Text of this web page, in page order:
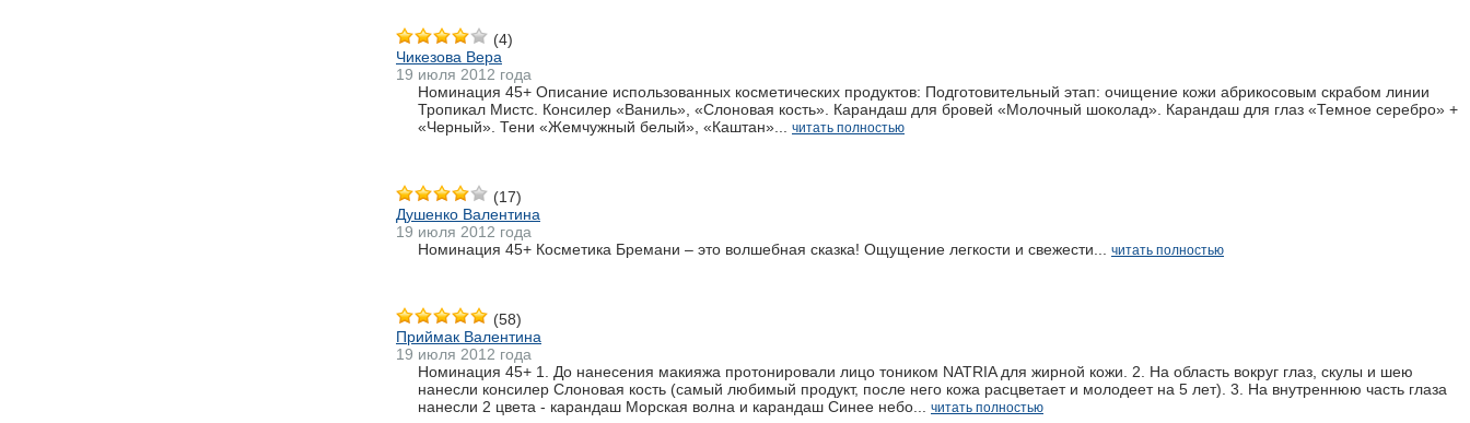
(4)
Чикезова Вера
19 июля 2012 года
Номинация 45+ Описание использованных косметических продуктов: Подготовительный этап: очищение кожи абрикосовым скрабом линии
Тропикал Мистс. Консилер «Ваниль», «Слоновая кость». Карандаш для бровей «Молочный шоколад». Карандаш для глаз «Темное серебро» +
«Черный». Тени «Жемчужный белый», «Каштан»...
читать полностью
(17)
Душенко Валентина
19 июля 2012 года
Номинация 45+ Косметика Бремани – это волшебная сказка! Ощущение легкости и свежести...
читать полностью
(58)
Приймак Валентина
19 июля 2012 года
Номинация 45+ 1. До нанесения макияжа протонировали лицо тоником NATRIA для жирной кожи. 2. На область вокруг глаз, скулы и шею
нанесли консилер Слоновая кость (самый любимый продукт, после него кожа расцветает и молодеет на 5 лет). 3. На внутреннюю часть глаза
нанесли 2 цвета - карандаш Морская волна и карандаш Синее небо...
читать полностью